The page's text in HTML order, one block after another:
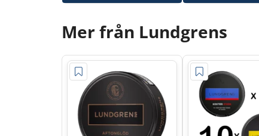
Mer från Lundgrens